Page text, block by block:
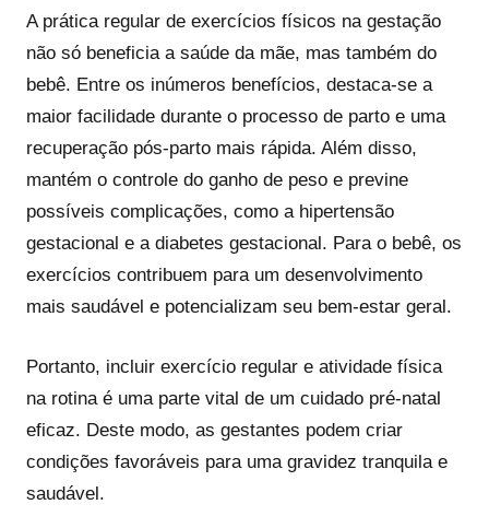
A prática regular de exercícios físicos na gestação
não só beneficia a saúde da mãe, mas também do
bebê. Entre os inúmeros benefícios, destaca-se a
maior facilidade durante o processo de parto e uma
recuperação pós-parto mais rápida. Além disso,
mantém o controle do ganho de peso e previne
possíveis complicações, como a hipertensão
gestacional e a diabetes gestacional. Para o bebê, os
exercícios contribuem para um desenvolvimento
mais saudável e potencializam seu bem-estar geral.
Portanto, incluir exercício regular e atividade física
na rotina é uma parte vital de um cuidado pré-natal
eficaz. Deste modo, as gestantes podem criar
condições favoráveis para uma gravidez tranquila e
saudável.